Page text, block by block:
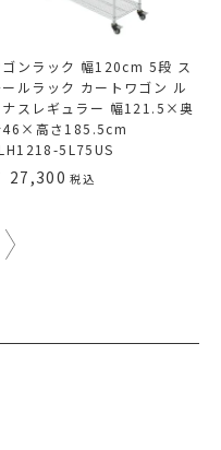
ゴンラック 幅120cm 5段 ス
ールラック カートワゴン ル
ナスレギュラー 幅121.5×奥
46×高さ185.5cm
5L75US
27,300